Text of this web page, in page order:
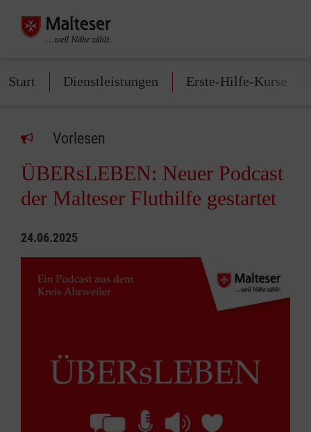
Start Dienstleistungen Erste-Hilfe-Kurse
Vorlesen
ÜBERsLEBEN: Neuer Podcast
der Malteser Fluthilfe gestartet
24.06.2025